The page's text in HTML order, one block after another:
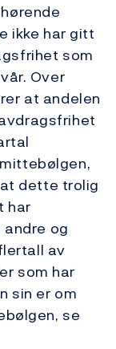
ikke har gitt
som
Over
at andelen
dette trolig
har
og
av
som har
sin er om
se